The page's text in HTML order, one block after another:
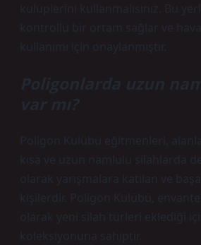
kulüplerini kullanmalısınız. Bu
kontrollü bir ortam sağlar ve
kullanımı için onaylanmıştır.
Poligonlarda uzun
var mı?
Poligon Kulübü eğitmenleri,
kısa ve uzun namlulu silahlarda
olarak yarışmalara katılan ve
kişilerdir. Poligon Kulübü,
olarak yeni silah türleri eklediği
koleksiyonuna sahiptir.